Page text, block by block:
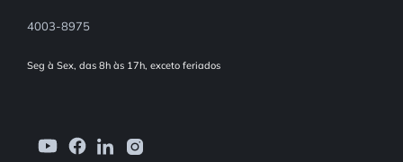
4003-8975
Seg à Sex, das 8h às 17h, exceto feriados